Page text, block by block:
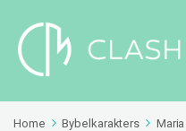
Home Bybelkarakters